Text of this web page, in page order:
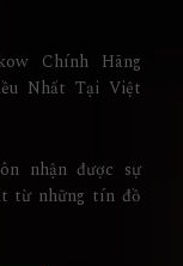
Chính Hãng
Nhất Tại Việt
nhận được sự
từ những tín đồ